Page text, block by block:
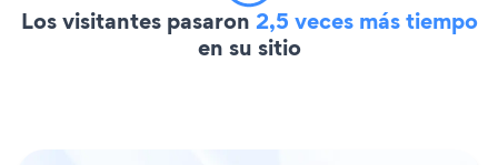
Los visitantes pasaron 2,5 veces más tiempo
en su sitio